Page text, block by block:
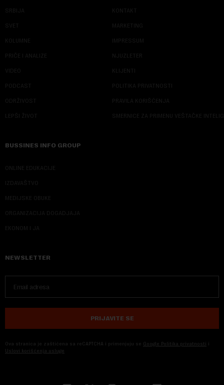
SRBIJA
SVET
KOLUMNE
PRIČE I ANALIZE
VIDEO
PODCAST
ODRŽIVOST
LEPŠI ŽIVOT
KONTAKT
MARKETING
IMPRESSUM
NJUZLETER
KLIJENTI
POLITIKA PRIVATNOSTI
PRAVILA KORIŠĆENJA
SMERNICE ZA PRIMENU VEŠTAČKE
BUSSINES INFO GROUP
ONLINE EDUKACIJE
IZDAVAŠTVO
MEDIJSKE OBUKE
ORGANIZACIJA DOGADJAJA
EKONOM I JA
NEWSLETTER
PRIJAVITE SE
Ova stranica je zaštićena sa reCAPTCHA i primenjuju se Google Politika privatnosti i
Uslovi korišćenja usluge